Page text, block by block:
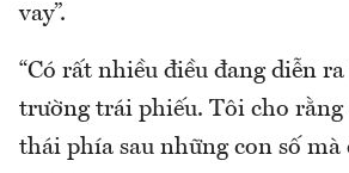
vay”.
“Có rất nhiều điều đang diễn
trường trái phiếu. Tôi cho rằng
thái phía sau những con số mà